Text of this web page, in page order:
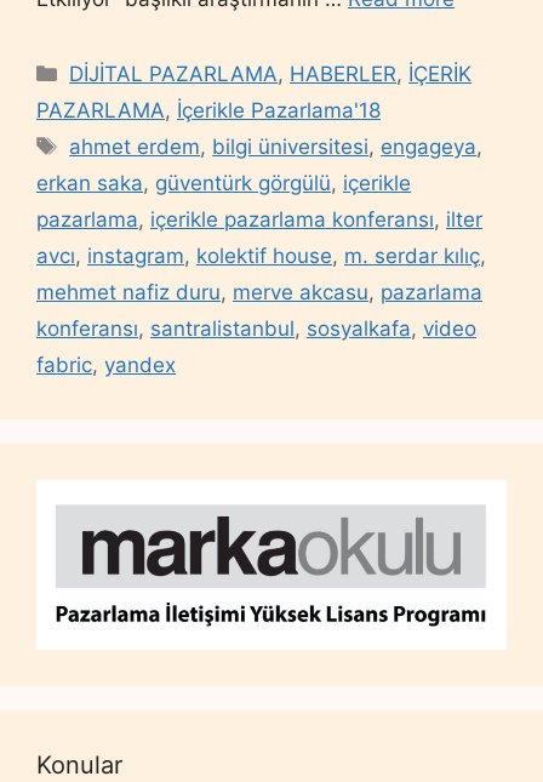
Categories
DİJİTAL PAZARLAMA, HABERLER, İÇERİK
PAZARLAMA, İçerikle Pazarlama'18
Tags
ahmet erdem, bilgi üniversitesi, engageya,
erkan saka, güventürk görgülü, içerikle
pazarlama, içerikle pazarlama konferansı, ilter
avcı, instagram, kolektif house, m. serdar kılıç,
mehmet nafiz duru, merve akcasu, pazarlama
konferansı, santralistanbul, sosyalkafa, video
fabric, yandex
Konular